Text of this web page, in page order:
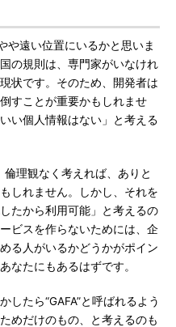
や遠い位置にいるかと思いま
の規則は、専門家がいなけれ
状です。そのため、開発者は
すことが重要かもしれませ
い個人情報はない」と考える
理観なく考えれば、ありと
しれません。しかし、それを
たから利用可能」と考えるの
ビスを作らないためには、企
る人がいるかどうかがポイン
なたにもあるはずです。
たら“GAFA”と呼ばれるよう
めだけのもの、と考えるのも